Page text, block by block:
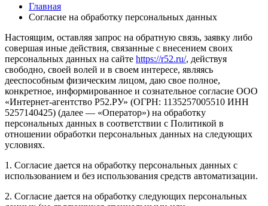
Главная
Согласие на обработку персональных данных
Настоящим, оставляя запрос на обратную связь, заявку либо
совершая иные действия, связанные с внесением своих
персональных данных на сайте https://r52.ru/, действуя
свободно, своей волей и в своем интересе, являясь
дееспособным физическим лицом, даю свое полное,
конкретное, информированное и сознательное согласие ООО
«Интернет-агентство Р52.РУ» (ОГРН: 1135257005510 ИНН
5257140425) (далее — «Оператор») на обработку
персональных данных в соответствии с Политикой в
отношении обработки персональных данных на следующих
условиях.
1. Согласие дается на обработку персональных данных с
использованием и без использования средств автоматизации.
2. Согласие дается на обработку следующих персональных